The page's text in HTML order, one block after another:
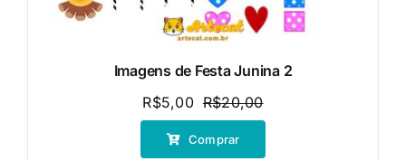
Imagens de Festa Junina 2
R$20,00O
preço
R$5,00
O
preço
Comprar